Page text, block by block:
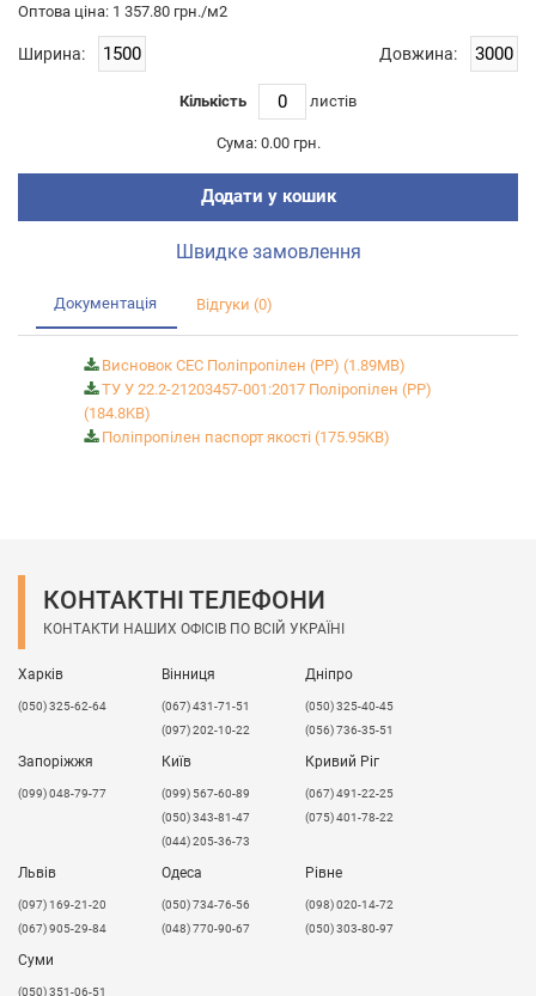
Оптова цiна: 1 357.80 грн./м2
Ширина: Довжина:
Кількість листiв
Сума: 0.00 грн.
Додати у кошик
Швидке замовлення
Документація Відгуки (0)
Висновок СЕС Поліпропілен (PP) (1.89MB)
ТУ У 22.2-21203457-001:2017 Поліропілен (РР)
(184.8KB)
Поліпропілен паспорт якості (175.95KB)
КОНТАКТНІ ТЕЛЕФОНИ
КОНТАКТИ НАШИХ ОФІСІВ ПО ВСІЙ УКРАЇНІ
Харків
(050) 325-62-64
Вінниця
(067) 431-71-51
(097) 202-10-22
Дніпро
(050) 325-40-45
(056) 736-35-51
Запоріжжя
(099) 048-79-77
Київ
(099) 567-60-89
(050) 343-81-47
(044) 205-36-73
Кривий Ріг
(067) 491-22-25
(075) 401-78-22
Львів
​(097) 169-21-20
(067) 905-29-84
Одеса
(050) 734-76-56
(048) 770-90-67
Рівне
(098) 020-14-72
(050) 303-80-97
Суми
(050) 351-06-51